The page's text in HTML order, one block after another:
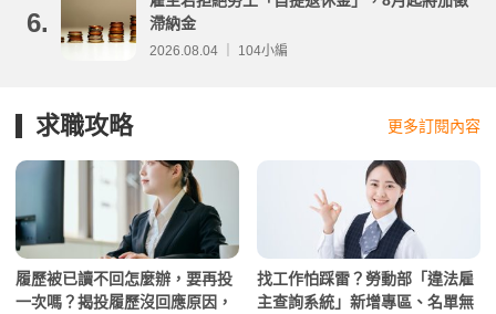
6.
滯納金
2026.08.04 ｜ 104小編
求職攻略 更多訂閱內容
履歷被已讀不回怎麼辦，要再投
一次嗎？揭投履歷沒回應原因，
找工作怕踩雷？勞動部「違法雇
主查詢系統」新增專區、名單無